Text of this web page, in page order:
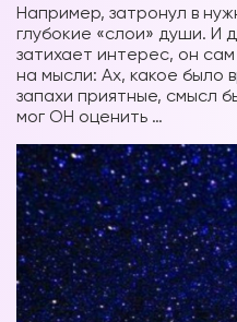
Например, затронул в
глубокие «слои» души. И
затихает интерес, он
на мысли: Ах, какое было
запахи приятные, смысл
мог ОН оценить …